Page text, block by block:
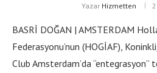
Yazar Hizmetten
BASRİ DOĞAN | AMSTERDAM
Federasyonu’nun (HOGİAF),
Club Amsterdam’da “entegrasyon”